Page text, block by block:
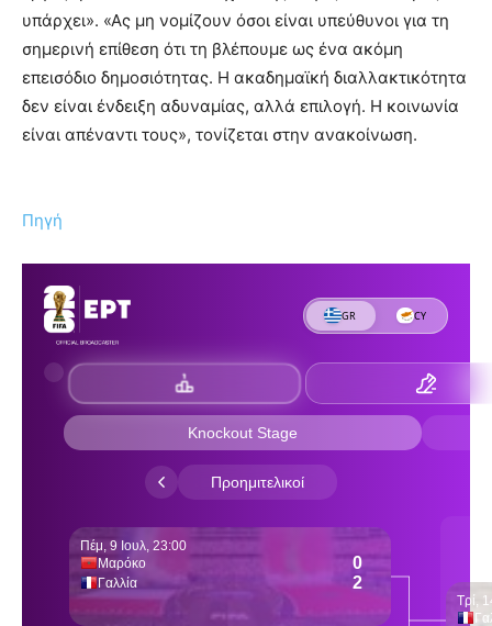
υπάρχει». «Ας μη νομίζουν όσοι είναι υπεύθυνοι για τη
σημερινή επίθεση ότι τη βλέπουμε ως ένα ακόμη
επεισόδιο δημοσιότητας. Η ακαδημαϊκή διαλλακτικότητα
δεν είναι ένδειξη αδυναμίας, αλλά επιλογή. Η κοινωνία
είναι απέναντι τους», τονίζεται στην ανακοίνωση.
Πηγή